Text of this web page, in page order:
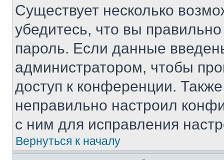
Существует несколько
убедитесь, что вы
пароль. Если данные
администратором, чтобы
доступ к конференции.
неправильно настроил
с ним для исправления
Вернуться к началу